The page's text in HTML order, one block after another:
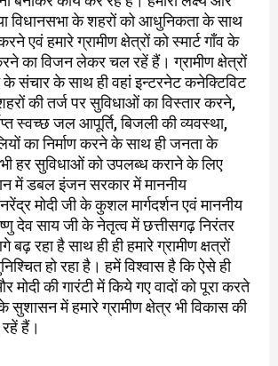
विधानसभा के शहरों को आधुनिकता के साथ
एवं हमारे ग्रामीण क्षेत्रों को स्मार्ट गाँव के
का विजन लेकर चल रहें हैं। ग्रामीण क्षेत्रों
के संचार के साथ ही वहां इन्टरनेट कनेक्टिविट
की तर्ज पर सुविधाओं का विस्तार करने,
स्वच्छ जल आपूर्ति, बिजली की व्यवस्था,
का निर्माण करने के साथ ही जनता के
हर सुविधाओं को उपलब्ध कराने के लिए
में डबल इंजन सरकार में माननीय
मोदी जी के कुशल मार्गदर्शन एवं माननीय
देव साय जी के नेतृत्व में छत्तीसगढ़ निरंतर
रहा है साथ ही ही हमारे ग्रामीण क्षत्रों
हो रहा है। हमें विश्वास है कि ऐसे ही
मोदी की गारंटी में किये गए वादों को पूरा करते
सुशासन में हमारे ग्रामीण क्षेत्र भी विकास की
हैं।